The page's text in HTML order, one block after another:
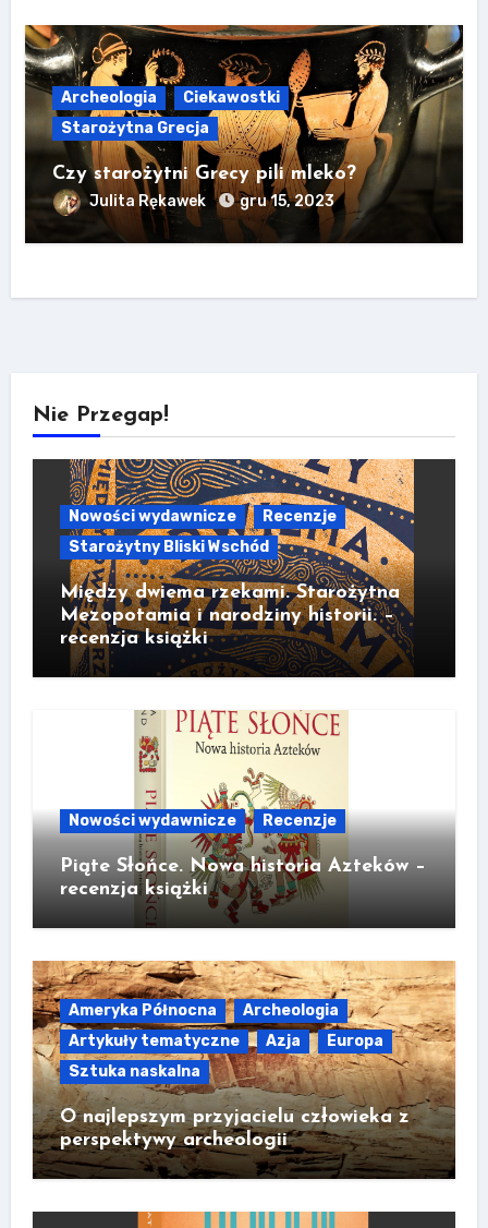
Archeologia
Ciekawostki
Starożytna Grecja
Czy starożytni Grecy pili mleko?
Julita Rękawek gru 15, 2023
Nie Przegap!
Nowości wydawnicze
Recenzje
Starożytny Bliski Wschód
Między dwiema rzekami. Starożytna
Mezopotamia i narodziny historii. –
recenzja książki
Nowości wydawnicze Recenzje
Piąte Słońce. Nowa historia Azteków –
recenzja książki
Ameryka Północna
Archeologia
Artykuły tematyczne
Azja
Europa
Sztuka naskalna
O najlepszym przyjacielu człowieka z
perspektywy archeologii